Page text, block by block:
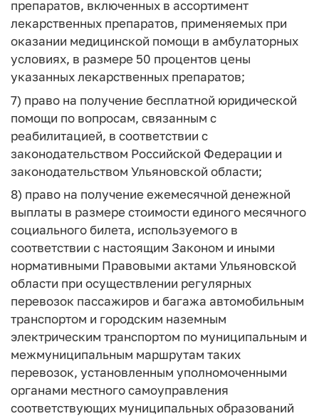
препаратов, включенных в ассортимент
лекарственных препаратов, применяемых при
оказании медицинской помощи в амбулаторных
условиях, в размере 50 процентов цены
указанных лекарственных препаратов;
7) право на получение бесплатной юридической
помощи по вопросам, связанным с
реабилитацией, в соответствии с
законодательством Российской Федерации и
законодательством Ульяновской области;
8) право на получение ежемесячной денежной
выплаты в размере стоимости единого месячного
социального билета, используемого в
соответствии с настоящим Законом и иными
нормативными Правовыми актами Ульяновской
области при осуществлении регулярных
перевозок пассажиров и багажа автомобильным
транспортом и городским наземным
электрическим транспортом по муниципальным и
межмуниципальным маршрутам таких
перевозок, установленным уполномоченными
органами местного самоуправления
соответствующих муниципальных образований